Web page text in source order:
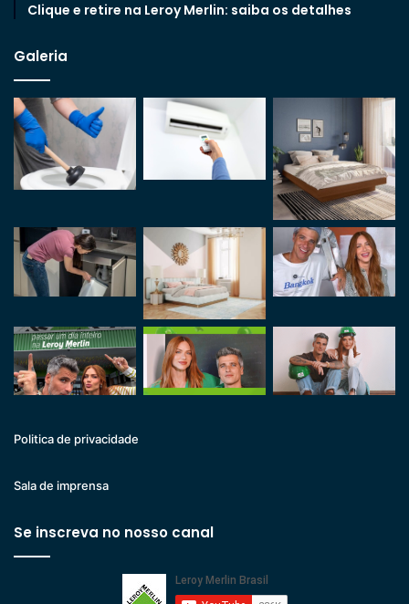
Clique e retire na Leroy Merlin: saiba os detalhes
Galeria
Politica de privacidade
Sala de imprensa
Se inscreva no nosso canal